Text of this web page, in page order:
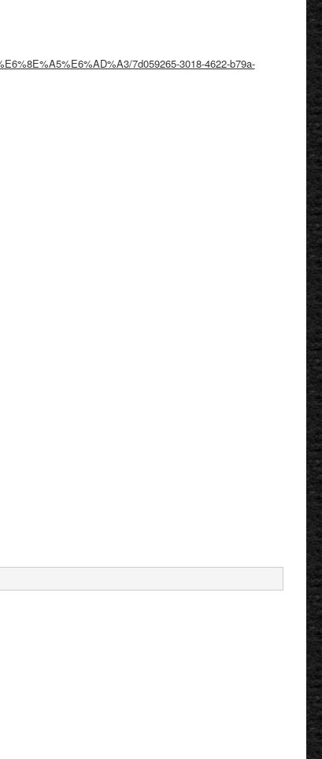
7d059265-3018-4622-b79a-